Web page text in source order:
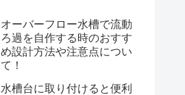
オーバーフロー水槽で流動
ろ過を自作する時のおすす
め設計方法や注意点につい
て！
水槽台に取り付けると便利